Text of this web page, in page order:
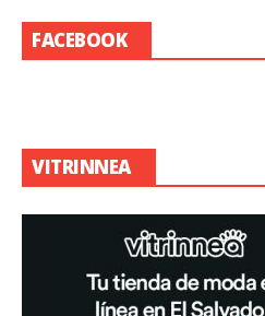
FACEBOOK
VITRINNEA